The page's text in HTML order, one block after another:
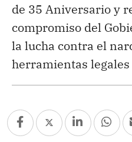
de 35 Aniversario y
compromiso del
la lucha contra el
herramientas